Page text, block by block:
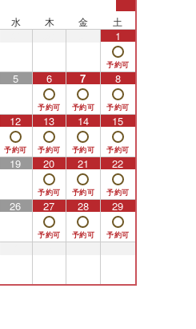
水 木 金 土
1
5 6 7 8
12 13 14 15
19 20 21 22
26 27 28 29